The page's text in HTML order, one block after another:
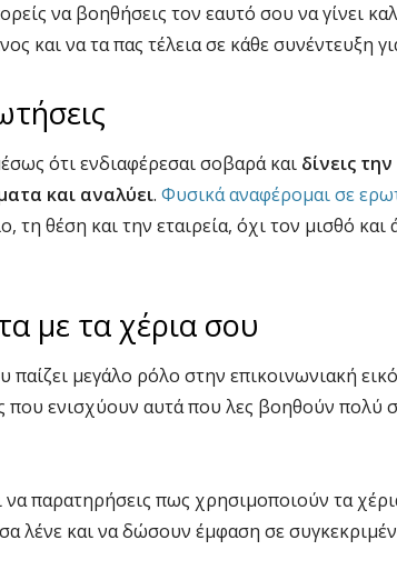
να βοηθήσεις τον εαυτό σου να γίνει
και να τα πας τέλεια σε κάθε συνέντευξη
ότι ενδιαφέρεσαι σοβαρά και δίνεις
και αναλύει. Φυσικά αναφέρομαι σε
θέση και την εταιρεία, όχι τον μισθό
με τα χέρια σου
μεγάλο ρόλο στην επικοινωνιακή
που ενισχύουν αυτά που λες βοηθούν πολύ
να παρατηρήσεις πως χρησιμοποιούν τα
λένε και να δώσουν έμφαση σε